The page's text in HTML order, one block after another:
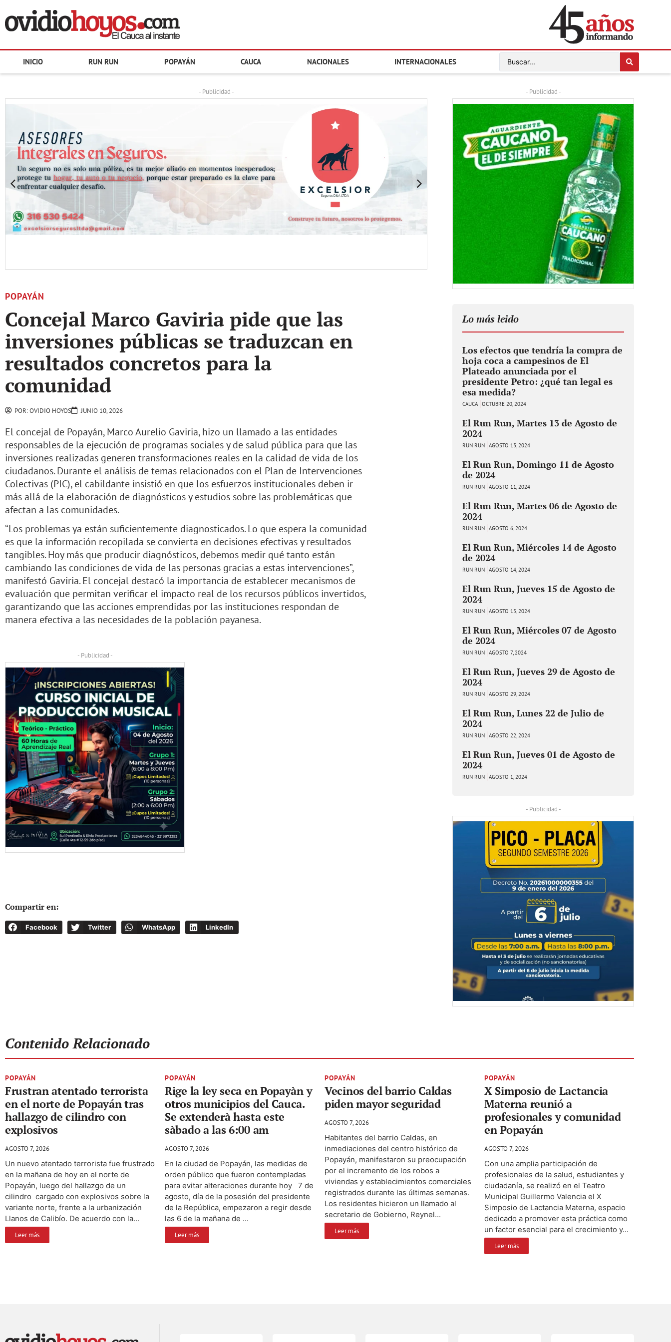
INICIO RUN RUN POPAYÁN CAUCA NACIONALES INTERNACIONALES
- Publicidad -
POPAYÁN
Concejal Marco Gaviria pide que las
inversiones públicas se traduzcan en
resultados concretos para la
comunidad
POR:OVIDIO HOYOS JUNIO 10, 2026
El concejal de Popayán, Marco Aurelio Gaviria, hizo un llamado a las entidades
responsables de la ejecución de programas sociales y de salud pública para que las
inversiones realizadas generen transformaciones reales en la calidad de vida de los
ciudadanos. Durante el análisis de temas relacionados con el Plan de Intervenciones
Colectivas (PIC), el cabildante insistió en que los esfuerzos institucionales deben ir
más allá de la elaboración de diagnósticos y estudios sobre las problemáticas que
afectan a las comunidades.
“Los problemas ya están suficientemente diagnosticados. Lo que espera la comunidad
es que la información recopilada se convierta en decisiones efectivas y resultados
tangibles. Hoy más que producir diagnósticos, debemos medir qué tanto están
cambiando las condiciones de vida de las personas gracias a estas intervenciones”,
manifestó Gaviria. El concejal destacó la importancia de establecer mecanismos de
evaluación que permitan verificar el impacto real de los recursos públicos invertidos,
garantizando que las acciones emprendidas por las instituciones respondan de
manera efectiva a las necesidades de la población payanesa.
- Publicidad -
Compartir en:
Facebook Twitter WhatsApp LinkedIn
- Publicidad -
Lo más leido
Los efectos que tendría la compra de
hoja coca a campesinos de El
Plateado anunciada por el
presidente Petro: ¿qué tan legal es
esa medida?
CAUCA OCTUBRE 20, 2024
El Run Run, Martes 13 de Agosto de
2024
RUN RUN AGOSTO 13, 2024
El Run Run, Domingo 11 de Agosto
de 2024
RUN RUN AGOSTO 11, 2024
El Run Run, Martes 06 de Agosto de
2024
RUN RUN AGOSTO 6, 2024
El Run Run, Miércoles 14 de Agosto
de 2024
RUN RUN AGOSTO 14, 2024
El Run Run, Jueves 15 de Agosto de
2024
RUN RUN AGOSTO 15, 2024
El Run Run, Miércoles 07 de Agosto
de 2024
RUN RUN AGOSTO 7, 2024
El Run Run, Jueves 29 de Agosto de
2024
RUN RUN AGOSTO 29, 2024
El Run Run, Lunes 22 de Julio de
2024
RUN RUN AGOSTO 22, 2024
El Run Run, Jueves 01 de Agosto de
2024
RUN RUN AGOSTO 1, 2024
- Publicidad -
Contenido Relacionado
POPAYÁN
Frustran atentado terrorista
en el norte de Popayán tras
hallazgo de cilindro con
explosivos
AGOSTO 7, 2026
Un nuevo atentado terrorista fue frustrado
en la mañana de hoy en el norte de
Popayán, luego del hallazgo de un
cilindro cargado con explosivos sobre la
variante norte, frente a la urbanización
Llanos de Calibío. De acuerdo con la...
Leer más
POPAYÁN
Rige la ley seca en Popayàn y
otros municipios del Cauca.
Se extenderà hasta este
sàbado a las 6:00 am
AGOSTO 7, 2026
En la ciudad de Popayán, las medidas de
orden público que fueron contempladas
para evitar alteraciones durante hoy 7 de
agosto, día de la posesión del presidente
de la República, empezaron a regir desde
las 6 de la mañana de ...
Leer más
POPAYÁN
Vecinos del barrio Caldas
piden mayor seguridad
AGOSTO 7, 2026
Habitantes del barrio Caldas, en
inmediaciones del centro histórico de
Popayán, manifestaron su preocupación
por el incremento de los robos a
viviendas y establecimientos comerciales
registrados durante las últimas semanas.
Los residentes hicieron un llamado al
secretario de Gobierno, Reynel...
Leer más
POPAYÁN
X Simposio de Lactancia
Materna reunió a
profesionales y comunidad
en Popayán
AGOSTO 7, 2026
Con una amplia participación de
profesionales de la salud, estudiantes y
ciudadanía, se realizó en el Teatro
Municipal Guillermo Valencia el X
Simposio de Lactancia Materna, espacio
dedicado a promover esta práctica como
un factor esencial para el crecimiento y...
Leer más